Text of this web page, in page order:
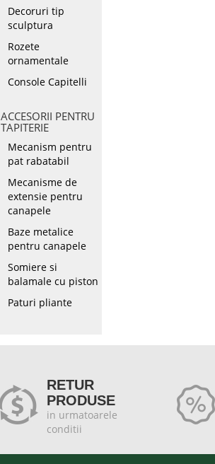
Decoruri tip
sculptura
Rozete
ornamentale
Console Capitelli
ACCESORII PENTRU
TAPITERIE
Mecanism pentru
pat rabatabil
Mecanisme de
extensie pentru
canapele
Baze metalice
pentru canapele
Somiere si
balamale cu piston
Paturi pliante
RETUR
PRODUSE
in urmatoarele
conditii